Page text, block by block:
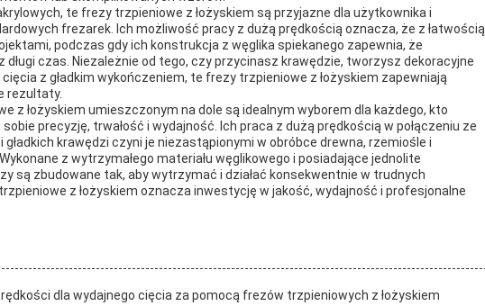
te frezy trzpieniowe z łożyskiem są przyjazne dla użytkownika i
frezarek. Ich możliwość pracy z dużą prędkością oznacza, że z łatwością
podczas gdy ich konstrukcja z węglika spiekanego zapewnia, że
czas. Niezależnie od tego, czy przycinasz krawędzie, tworzysz dekoracyjne
z gładkim wykończeniem, te frezy trzpieniowe z łożyskiem zapewniają
rezultaty.
z łożyskiem umieszczonym na dole są idealnym wyborem dla każdego, kto
precyzję, trwałość i wydajność. Ich praca z dużą prędkością w połączeniu ze
krawędzi czyni je niezastąpionymi w obróbce drewna, rzemiośle i
z wytrzymałego materiału węglikowego i posiadające jednolite
są zbudowane tak, aby wytrzymać i działać konsekwentnie w trudnych
z łożyskiem oznacza inwestycję w jakość, wydajność i profesjonalne
dla wydajnego cięcia za pomocą frezów trzpieniowych z łożyskiem